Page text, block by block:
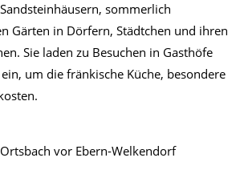
sommerlich
Gärten in Dörfern, Städtchen und ihren
Sie laden zu Besuchen in Gasthöfe
um die fränkische Küche, besondere
vor Ebern-Welkendorf